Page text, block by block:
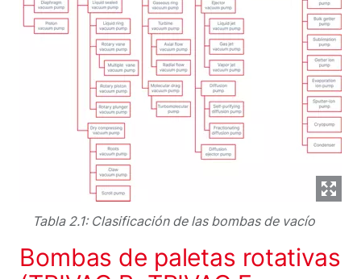
Tabla 2.1: Clasificación de las bombas de vacío
Bombas de paletas rotativas